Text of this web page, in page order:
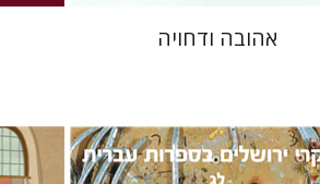
אהובה ודחויה